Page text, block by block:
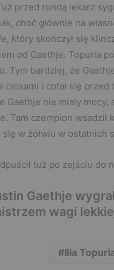
przed rundą lekarz
choć głównie na
, który skończył się
od Gaethje. Topuria
Tym bardziej, że
ciosami i cofał się
Gaethje nie miały
Tam czempion wsadził
się w żółwiu w ostatnich
tuż po zejściu do
Gaethje
wagi
Ilia